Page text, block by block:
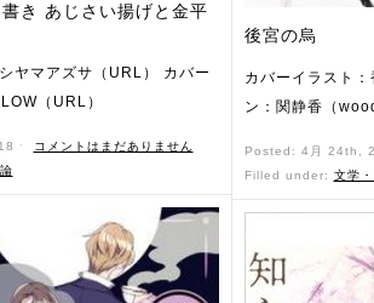
き あじさい揚げと金平
ヤマアズサ（URL） カバー
（URL）
ˑ
コメントはまだありません
後宮の烏
カバーイラスト
ン：関静香（
Posted: 4月 24th,
Filled under: 文学